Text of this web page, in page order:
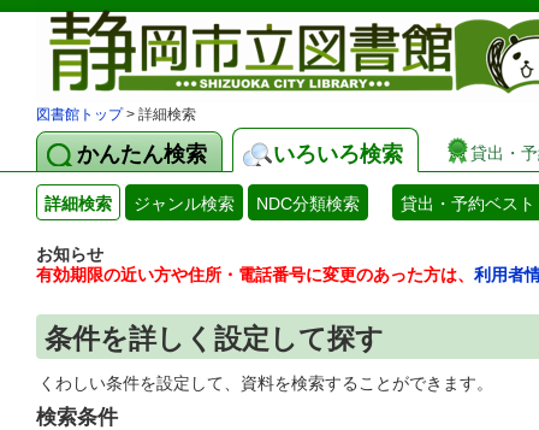
図書館トップ> 詳細検索
かんたん検索 いろいろ検索 貸出・
詳細検索 ジャンル検索 NDC分類検索 貸出・予約ベスト
お知らせ
有効期限の近い方や住所・電話番号に変更のあった方は、 利用者
条件を詳しく設定して探す
くわしい条件を設定して、資料を検索することができます。
検索条件